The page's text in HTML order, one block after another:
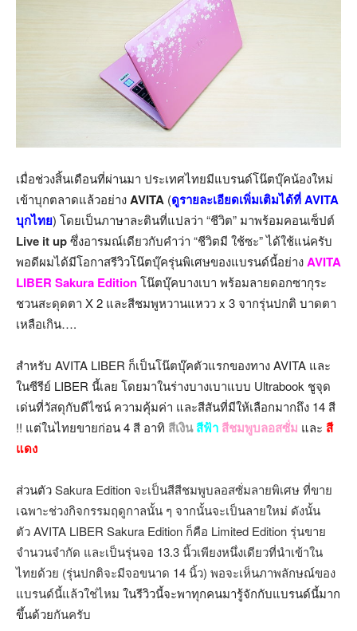
เมื่อช่วงสิ้นเดือนที่ผ่านมา ประเทศไทยมีแบรนด์โน๊ตบุ๊คน้องใหม่
เข้าบุกตลาดแล้วอย่างAVITA (ดูรายละเอียดเพิ่มเติมได้ที่ AVITA
บุกไทย) โดยเป็นภาษาละตินที่แปลว่า “ชีวิต” มาพร้อมคอนเซ็ปต์
Live it upซึ่งอารมณ์เดียวกับคำว่า “ชีวิตมี ใช้ซะ” ได้ใช้แน่ครับ
พอดีผมได้มีโอกาสรีวิวโน๊ตบุ๊ครุ่นพิเศษของแบรนด์นี้อย่างAVITA
LIBER Sakura Editionโน๊ตบุ๊คบางเบา พร้อมลายดอกซากุระ
ชวนสะดุดตา X 2 และสีชมพูหวานแหวว x 3 จากรุ่นปกติ บาดตา
เหลือเกิน….
สำหรับ AVITA LIBER ก็เป็นโน๊ตบุ๊คตัวแรกของทาง AVITA และ
ในซีรีย์ LIBER นี้เลย โดยมาในร่างบางเบาแบบ Ultrabook ชูจุด
เด่นที่วัสดุกับดีไซน์ ความคุ้มค่า และสีสันที่มีให้เลือกมากถึง 14 สี
!! แต่ในไทยขายก่อน 4 สี อาทิ สีเงิน สีฟ้า สีชมพูบลอสซั่ม และ สี
แดง
ส่วนตัวSakura Edition จะเป็นสีสีชมพูบลอสซั่มลายพิเศษ ที่ขาย
เฉพาะช่วงกิจกรรมฤดูกาลนั้น ๆ จากนั้นจะเป็นลายใหม่ ดังนั้น
ตัว AVITA LIBER Sakura Edition ก็คือ Limited Edition รุ่นขาย
จำนวนจำกัด และเป็นรุ่นจอ 13.3 นิ้วเพียงหนึ่งเดียวที่นำเข้าใน
ไทยด้วย (รุ่นปกติจะมีจอขนาด 14 นิ้ว) พอจะเห็นภาพลักษณ์ของ
แบรนด์นี้แล้วใช่ไหม ในรีวิวนี้จะพาทุกคนมารู้จักกับแบรนด์นี้มาก
ขึ้นด้วยกันครับ